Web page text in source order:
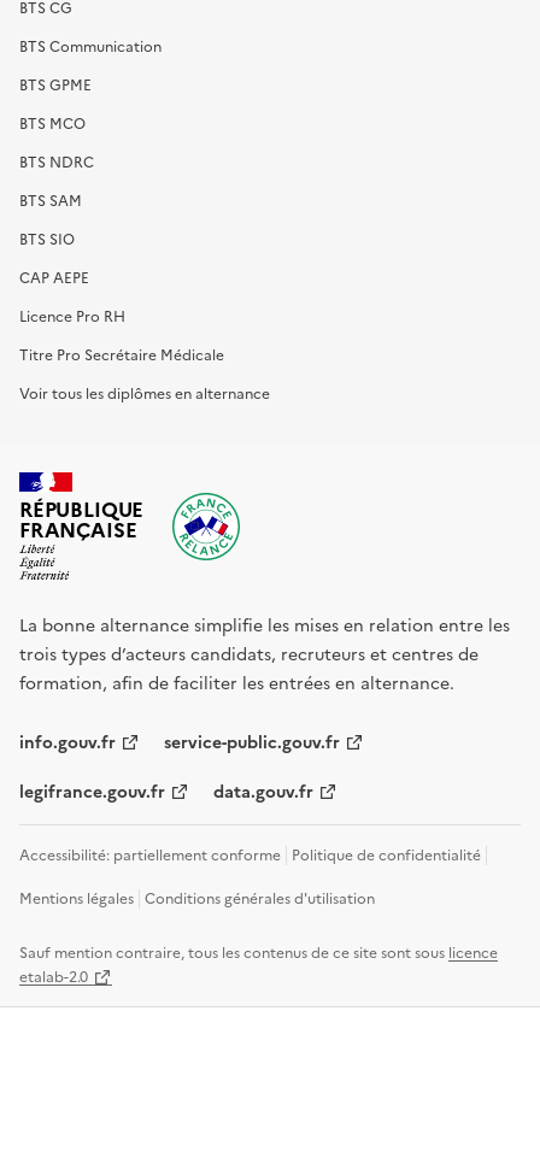
BTS CG
BTS Communication
BTS GPME
BTS MCO
BTS NDRC
BTS SAM
BTS SIO
CAP AEPE
Licence Pro RH
Titre Pro Secrétaire Médicale
Voir tous les diplômes en alternance
RÉPUBLIQUE
FRANÇAISE
La bonne alternance simplifie les mises en relation entre les
trois types d’acteurs candidats, recruteurs et centres de
formation, afin de faciliter les entrées en alternance.
info.gouv.fr service-public.gouv.fr
legifrance.gouv.fr data.gouv.fr
Accessibilité: partiellement conforme Politique de confidentialité
Mentions légales Conditions générales d'utilisation
Sauf mention contraire, tous les contenus de ce site sont sous licence
etalab-2.0